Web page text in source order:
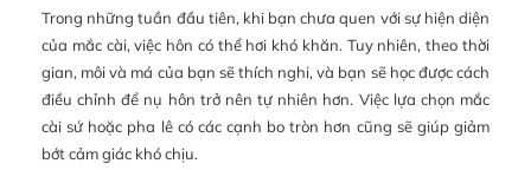
Trong những tuần đầu tiên, khi bạn chưa quen với sự hiện diện
của mắc cài, việc hôn có thể hơi khó khăn. Tuy nhiên, theo thời
gian, môi và má của bạn sẽ thích nghi, và bạn sẽ học được cách
điều chỉnh để nụ hôn trở nên tự nhiên hơn. Việc lựa chọn mắc
cài sứ hoặc pha lê có các cạnh bo tròn hơn cũng sẽ giúp giảm
bớt cảm giác khó chịu.